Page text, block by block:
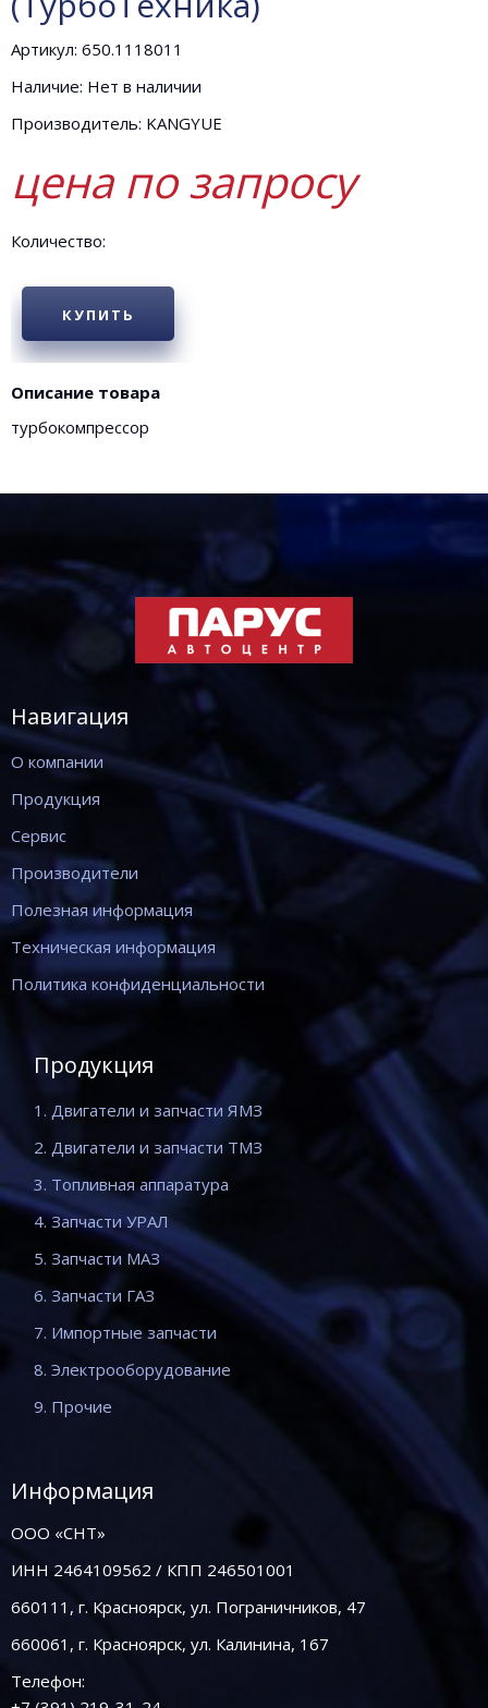
Артикул: 650.1118011
Наличие: Нет в наличии
Производитель: KANGYUE
цена по запросу
Количество:
КУПИТЬ
Описание товара
турбокомпрессор
Навигация
О компании
Продукция
Сервис
Производители
Полезная информация
Техническая информация
Политика конфиденциальности
Продукция
1. Двигатели и запчасти ЯМЗ
2. Двигатели и запчасти ТМЗ
3. Топливная аппаратура
4. Запчасти УРАЛ
5. Запчасти МАЗ
6. Запчасти ГАЗ
7. Импортные запчасти
8. Электрооборудование
9. Прочие
Информация
ООО «СНТ»
ИНН 2464109562 / КПП 246501001
660111, г. Красноярск, ул. Пограничников, 47
660061, г. Красноярск, ул. Калинина, 167
Телефон: